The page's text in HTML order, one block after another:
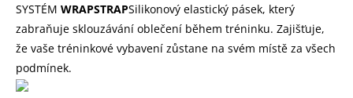
SYSTÉM WRAPSTRAPSilikonový elastický pásek, který
zabraňuje sklouzávání oblečení během tréninku. Zajišťuje,
že vaše tréninkové vybavení zůstane na svém místě za všech
podmínek.